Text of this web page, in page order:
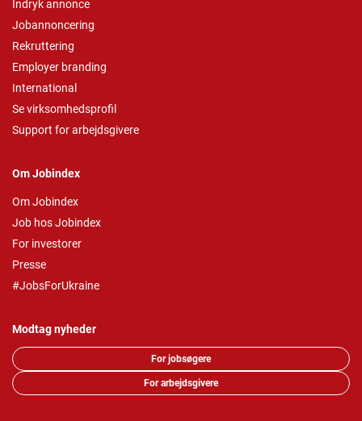
Indryk annonce
Jobannoncering
Rekruttering
Employer branding
International
Se virksomhedsprofil
Support for arbejdsgivere
Om Jobindex
Om Jobindex
Job hos Jobindex
For investorer
Presse
#JobsForUkraine
Modtag nyheder
For jobsøgere
For arbejdsgivere